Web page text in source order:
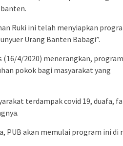
Ruki ini telah menyiapkan
Urang Banten Babagi”.
(16/4/2020) menerangkan,
pokok bagi masyarakat yang
terdampak covid 19, duafa,
PUB akan memulai program ini di